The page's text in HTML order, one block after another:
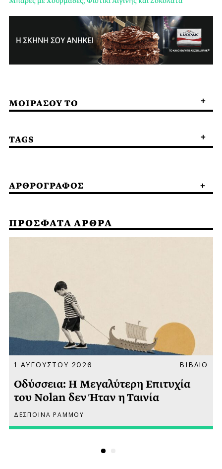
ΜΟΙΡΑΣΟΥ ΤΟ
TAGS
ΑΡΘΡΟΓΡΑΦΟΣ
ΠΡΟΣΦΑΤΑ ΑΡΘΡΑ
1 ΑΥΓΟΥΣΤΟΥ 2026 ΒΙΒΛΙΟ
Οδύσσεια: Η Μεγαλύτερη Επιτυχία
του Nolan δεν Ήταν η Ταινία
ΔΕΣΠΟΙΝΑ ΡΑΜΜΟΥ